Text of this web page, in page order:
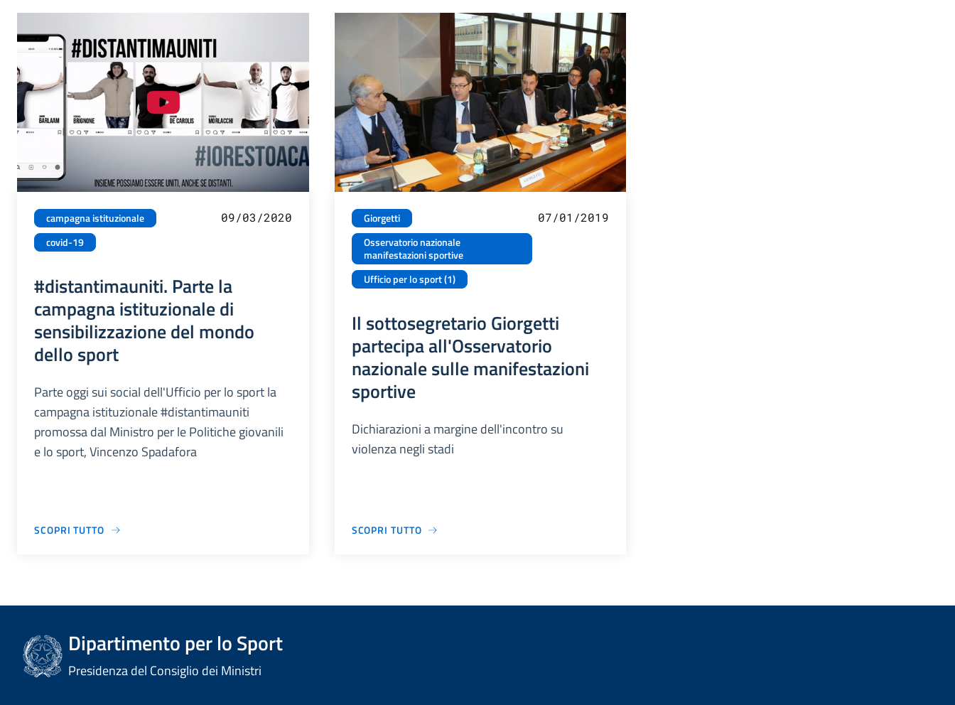
campagna istituzionale
covid-19
09/03/2020
#distantimauniti. Parte la
campagna istituzionale di
sensibilizzazione del mondo
dello sport
Parte oggi sui social dell'Ufficio per lo sport la
campagna istituzionale #distantimauniti
promossa dal Ministro per le Politiche giovanili
e lo sport, Vincenzo Spadafora
SCOPRI TUTTO
Giorgetti
Osservatorio nazionale
manifestazioni sportive
Ufficio per lo sport (1)
07/01/2019
Il sottosegretario Giorgetti
partecipa all'Osservatorio
nazionale sulle manifestazioni
sportive
Dichiarazioni a margine dell'incontro su
violenza negli stadi
SCOPRI TUTTO
Dipartimento per lo Sport
Presidenza del Consiglio dei Ministri